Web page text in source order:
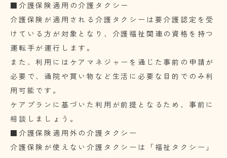
■介護保険適用の介護タクシー
介護保険が適用される介護タクシーは要介護認定を受
けている方が対象となり、介護福祉関連の資格を持つ
運転手が運行します。
また、利用にはケアマネジャーを通じた事前の申請が
必要で、通院や買い物など生活に必要な目的でのみ利
用可能です。
ケアプランに基づいた利用が前提となるため、事前に
相談しましょう。
■介護保険適用外の介護タクシー
介護保険が使えない介護タクシーは「福祉タクシー」